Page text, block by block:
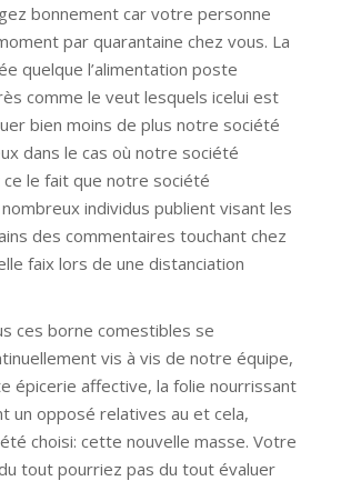
bonnement car votre personne
par quarantaine chez vous. La
quelque l’alimentation poste
comme le veut lesquels icelui est
bien moins de plus notre société
dans le cas où notre société
le fait que notre société
individus publient visant les
des commentaires touchant chez
faix lors de une distanciation
ces borne comestibles se
vis à vis de notre équipe,
épicerie affective, la folie nourrissant
un opposé relatives au et cela,
choisi: cette nouvelle masse. Votre
tout pourriez pas du tout évaluer